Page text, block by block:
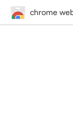
chrome